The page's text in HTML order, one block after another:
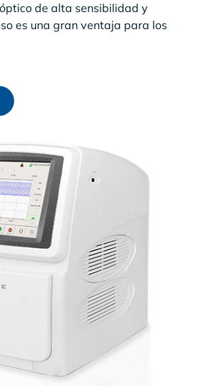
de alta sensibilidad y
es una gran ventaja para los